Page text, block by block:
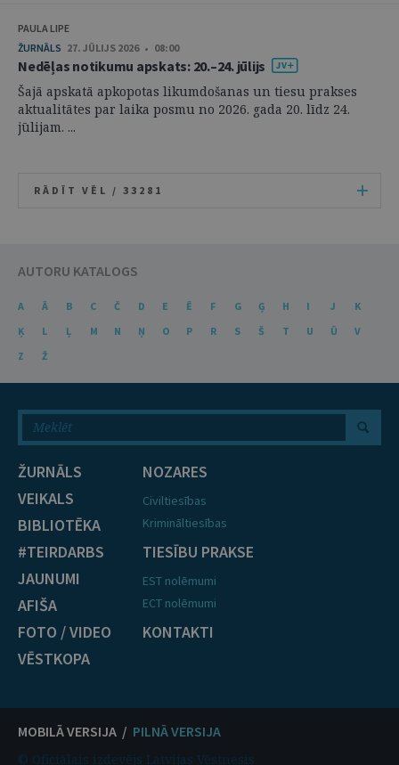
PAULA LIPE
ŽURNĀLS 27. JŪLIJS 2026 • 08:00
Nedēļas notikumu apskats: 20.–24. jūlijs
Šajā apskatā apkopotas likumdošanas un tiesu prakses
aktualitātes par laika posmu no 2026. gada 20. līdz 24.
jūlijam. ...
RĀDĪT VĒL / 33281
AUTORU KATALOGS
A Ā B C Č D E Ē F G Ģ H I J
K
Ķ
L Ļ M N Ņ O P R S Š T U Ū
V
Z
Ž
ŽURNĀLS
VEIKALS
BIBLIOTĒKA
#TEIRDARBS
JAUNUMI
AFIŠA
FOTO / VIDEO
VĒSTKOPA
NOZARES
Civiltiesības
Krimināltiesības
TIESĪBU PRAKSE
EST nolēmumi
ECT nolēmumi
KONTAKTI
MOBILĀ VERSIJA / PILNĀ VERSIJA
© Oficiālais izdevējs Latvijas Vēstnesis